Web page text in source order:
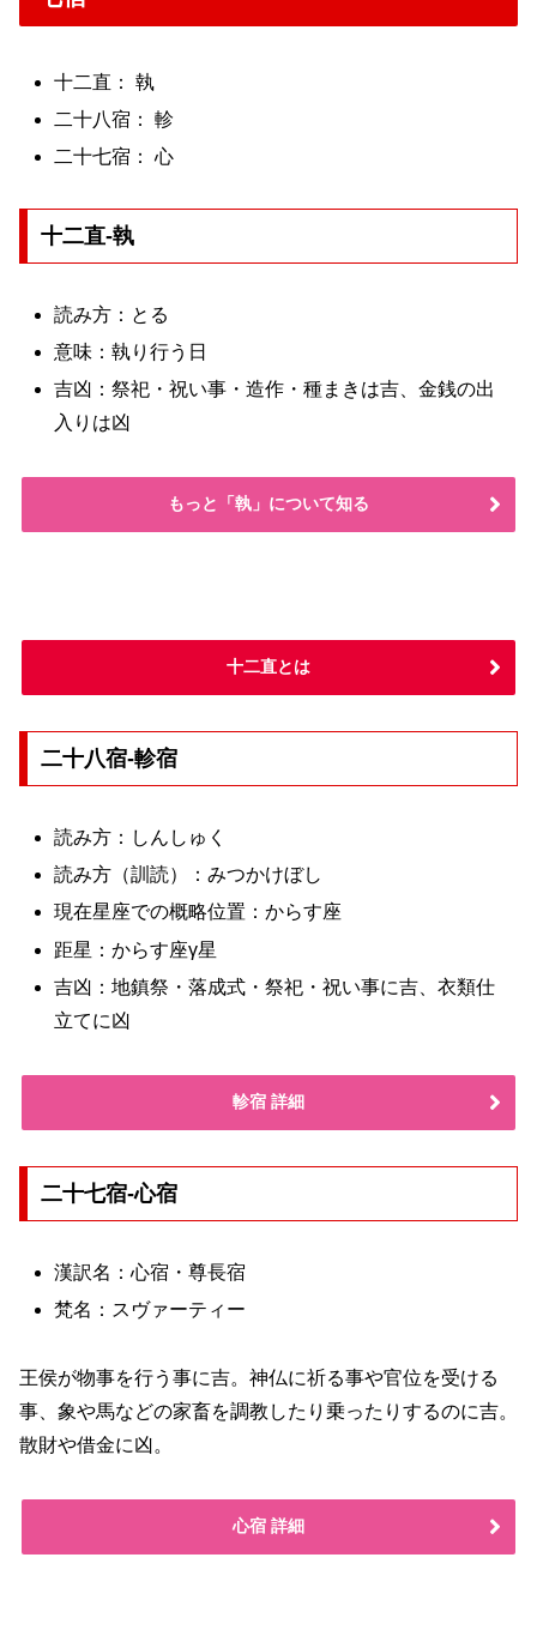
十二直： 執
二十八宿： 軫
二十七宿： 心
十二直-執
読み方：とる
意味：執り行う日
吉凶：祭祀・祝い事・造作・種まきは吉、金銭の出
入りは凶
もっと「執」について知る
十二直とは
二十八宿-軫宿
読み方：しんしゅく
読み方（訓読）：みつかけぼし
現在星座での概略位置：からす座
距星：からす座γ星
吉凶：地鎮祭・落成式・祭祀・祝い事に吉、衣類仕
立てに凶
軫宿 詳細
二十七宿-心宿
漢訳名：心宿・尊長宿
梵名：スヴァーティー
王侯が物事を行う事に吉。神仏に祈る事や官位を受ける
事、象や馬などの家畜を調教したり乗ったりするのに吉。
散財や借金に凶。
心宿 詳細